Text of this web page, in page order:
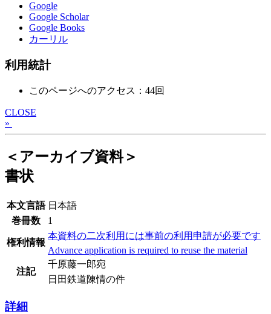
Google
Google Scholar
Google Books
カーリル
利用統計
このページへのアクセス：44回
CLOSE
»
＜アーカイブ資料＞
書状
本文言語 日本語
巻冊数
1
権利情報
本資料の二次利用には事前の利用申請が必要です
Advance application is required to reuse the material
注記
千原藤一郎宛
日田鉄道陳情の件
詳細